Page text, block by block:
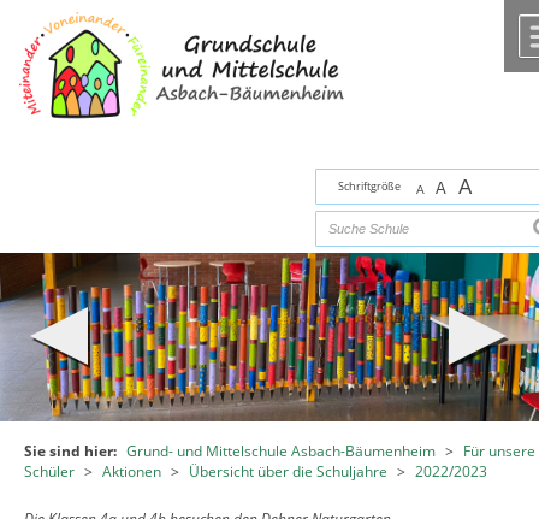
Zum Inhalt,
Schriftgröße A A A
Sie sind hier: Grund- und Mittelschule Asbach-Bäumenheim >
Für unsere
Schüler > Aktionen > Übersicht über die Schuljahre > 2022/2023